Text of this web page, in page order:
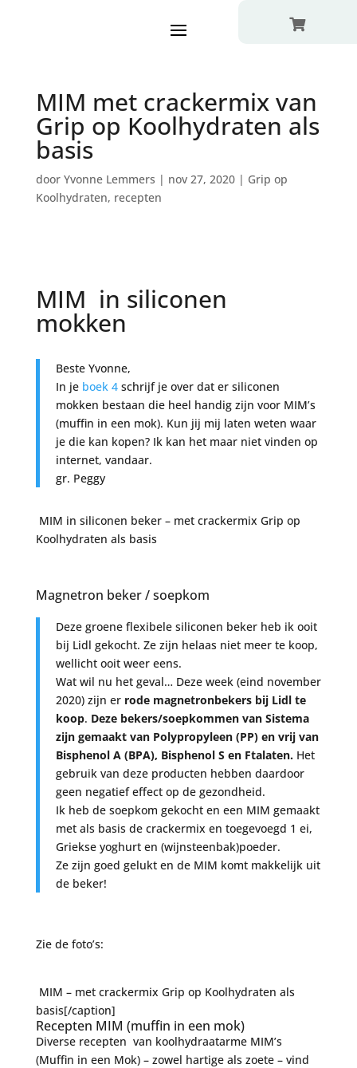

MIM met crackermix van
Grip op Koolhydraten als
basis
door Yvonne Lemmers | nov 27, 2020| Grip op
Koolhydraten, recepten
MIM in siliconen
mokken
Beste Yvonne,
In jeboek 4schrijf je over dat er siliconen
mokken bestaan die heel handig zijn voor MIM’s
(muffin in een mok). Kun jij mij laten weten waar
je die kan kopen? Ik kan het maar niet vinden op
internet, vandaar.
gr. Peggy
MIM in siliconen beker – met crackermix Grip op
Koolhydraten als basis
Magnetron beker / soepkom
Deze groene flexibele siliconen beker heb ik ooit
bij Lidl gekocht. Ze zijn helaas niet meer te koop,
wellicht ooit weer eens.
Wat wil nu het geval… Deze week (eind november
2020) zijn er rode magnetronbekers bij Lidl te
koop. Deze bekers/soepkommen van Sistema
zijn gemaakt van Polypropyleen (PP) en vrij van
Bisphenol A (BPA), Bisphenol S en Ftalaten.Het
gebruik van deze producten hebben daardoor
geen negatief effect op de gezondheid.
Ik heb de soepkom gekocht en een MIM gemaakt
met als basis de crackermix en toegevoegd 1 ei,
Griekse yoghurt en (wijnsteenbak)poeder.
Ze zijn goed gelukt en de MIM komt makkelijk uit
de beker!
Zie de foto’s:
MIM – met crackermix Grip op Koolhydraten als
basis[/caption]
Recepten MIM (muffin in een mok)
Diverse recepten van koolhydraatarme MIM’s
(Muffin in een Mok) – zowel hartige als zoete – vind